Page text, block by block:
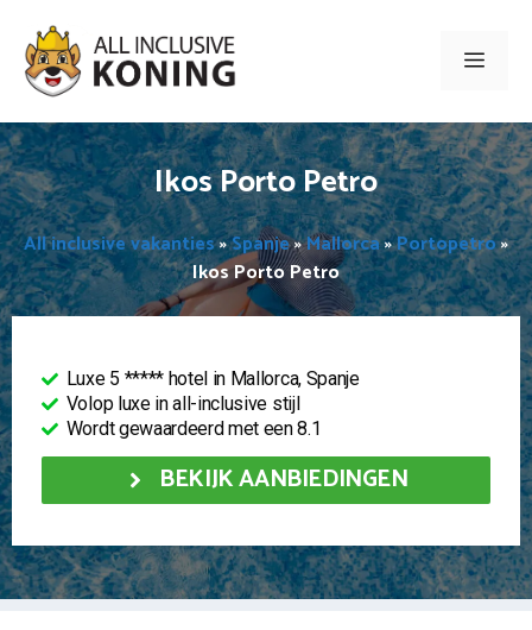
naar
inhoud
Menu
Ikos Porto Petro
All inclusive vakanties»Spanje»Mallorca»Portopetro»
Ikos Porto Petro
Luxe 5 ***** hotel in Mallorca, Spanje
Volop luxe in all-inclusive stijl
Wordt gewaardeerd met een 8.1
BEKIJK AANBIEDINGEN